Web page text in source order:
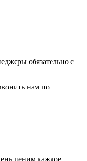
обязательно с
нам по
ценим каждое